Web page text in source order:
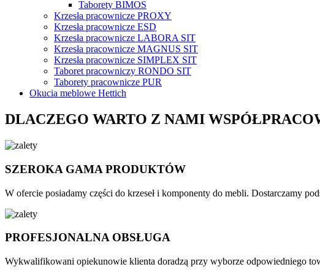
Taborety BIMOS
Krzesła pracownicze PROXY
Krzesła pracownicze ESD
Krzesła pracownicze LABORA SIT
Krzesła pracownicze MAGNUS SIT
Krzesła pracownicze SIMPLEX SIT
Taboret pracowniczy RONDO SIT
Taborety pracownicze PUR
Okucia meblowe Hettich
DLACZEGO WARTO Z NAMI
SZEROKA GAMA PRODUKTÓW
W ofercie posiadamy części do krzeseł i komponenty do mebli. Dostarczamy
PROFESJONALNA OBSŁUGA
Wykwalifikowani opiekunowie klienta doradzą przy wyborze odpowiedniego